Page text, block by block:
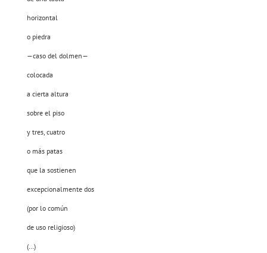
horizontal
o piedra
—caso del dolmen—
colocada
a cierta altura
sobre el piso
y tres, cuatro
o más patas
que la sostienen
excepcionalmente dos
(por lo común
de uso religioso)
(…)